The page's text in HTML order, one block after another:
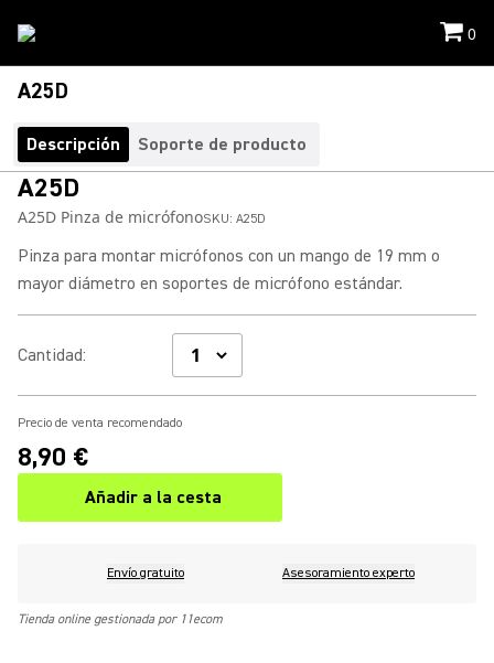
0
A25D
Descripción Soporte de producto
A25D
A25D Pinza de micrófonoSKU: A25D
Pinza para montar micrófonos con un mango de 19 mm o
mayor diámetro en soportes de micrófono estándar.
Cantidad:
Precio de venta recomendado
8,90 €
Añadir a la cesta
Envío gratuito Asesoramiento experto
Tienda online gestionada por 11ecom